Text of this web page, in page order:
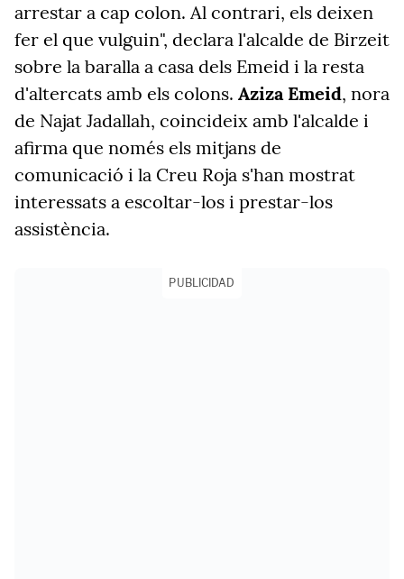
arrestar a cap colon. Al contrari, els deixen
fer el que vulguin", declara l'alcalde de Birzeit
sobre la baralla a casa dels Emeid i la resta
d'altercats amb els colons. Aziza Emeid, nora
de Najat Jadallah, coincideix amb l'alcalde i
afirma que només els mitjans de
comunicació i la Creu Roja s'han mostrat
interessats a escoltar-los i prestar-los
assistència.
PUBLICIDAD